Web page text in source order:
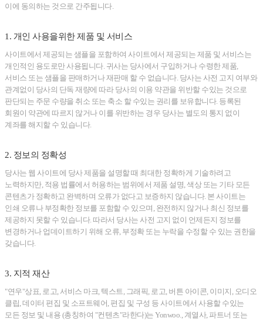
이에 동의하는 것으로 간주됩니다.
1. 개인 사용을위한 제품 및 서비스
사이트에서 제공되는 샘플을 포함하여 사이트에서 제공되는 제품 및 서비스는
개인적인 용도로만 사용됩니다. 귀사는 당사에서 구입하거나 수령한 제품,
서비스 또는 샘플을 판매하거나 재판매 할 수 없습니다. 당사는 사전 고지 여부와
관계없이 당사의 단독 재량에 따라 당사의 이용 약관을 위반할 수있는 것으로
판단되는 주문 수량을 취소 또는 축소 할 수있는 권리를 보유합니다. 등록된
회원이 약관에 따르지 않거나 이를 위반하는 경우 당사는 별도의 통지 없이
계좌를 해지할 수 있습니다.
2. 정보의 정확성
당사는 웹 사이트에 당사 제품을 설명할 때 최대한 정확하게 기술하려고
노력하지만, 적용 법률에서 허용하는 범위에서 제품 설명, 색상 또는 기타 모든
콘텐츠가 정확하고 완벽하며 오류가 없다고 보증하지 않습니다. 본 사이트는
인쇄 오류나 부정확한 정보를 포함할 수 있으며, 완전하지 않거나 최신 정보를
제공하지 못할 수 있습니다. 따라서 당사는 사전 고지 없이 언제든지 정보를
변경하거나 업데이트하기 위해 오류, 부정확 또는 누락을 수정할 수 있는 권한을
갖습니다.
3. 지적 재산
"연우"상표, 로고, 서비스 마크, 텍스트, 그래픽, 로고, 버튼 아이콘, 이미지, 오디오
클립, 데이터 편집 및 소프트웨어, 편집 및 구성 등 사이트에서 사용할 수있는
모든 정보 및 내용 (총칭하여 "컨텐츠"라한다)는 Yonwoo., 계열사, 파트너 또는